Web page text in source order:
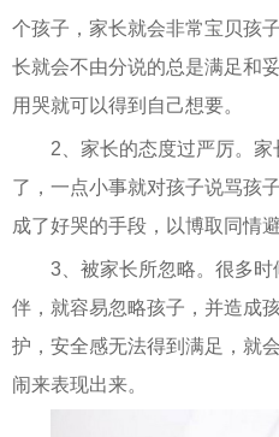
个孩子，家长就会非常宝贝孩
长就会不由分说的总是满足和
用哭就可以得到自己想要。
2、家长的态度过严厉。
了，一点小事就对孩子说骂孩
成了好哭的手段，以博取同情避
3、被家长所忽略。很多
伴，就容易忽略孩子，并造成
护，安全感无法得到满足，就
闹来表现出来。